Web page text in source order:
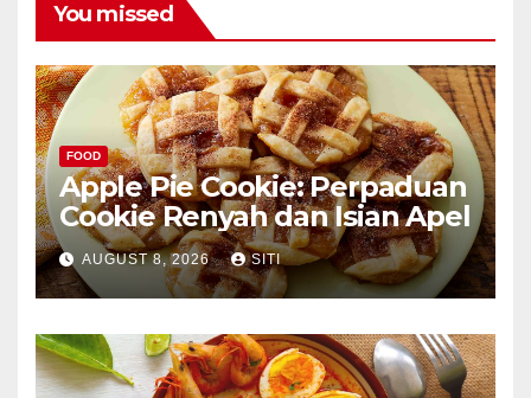
You missed
FOOD
Apple Pie Cookie: Perpaduan
Cookie Renyah dan Isian Apel
AUGUST 8, 2026 SITI